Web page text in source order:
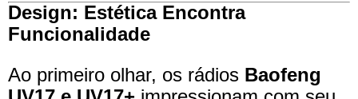
Design: Estética Encontra
Funcionalidade
Ao primeiro olhar, os rádios Baofeng